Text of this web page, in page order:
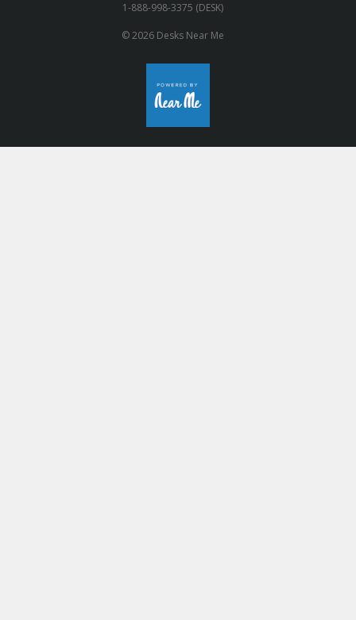
1-888-998-3375 (DESK)
© 2026 Desks Near Me